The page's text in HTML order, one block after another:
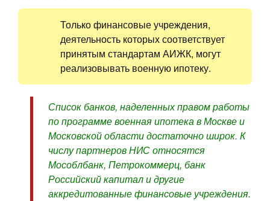
Только финансовые учреждения,
деятельность которых соответствует
принятым стандартам АИЖК, могут
реализовывать военную ипотеку.
Список банков, наделенных правом работы
по программе военная ипотека в Москве и
Московской области достаточно широк. К
числу партнеров НИС относятся
Мособлбанк, Петрокоммерц, банк
Российский капитал и другие
аккредитованные финансовые учреждения.